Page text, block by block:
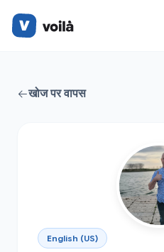
खोज पर वापस
English (US)